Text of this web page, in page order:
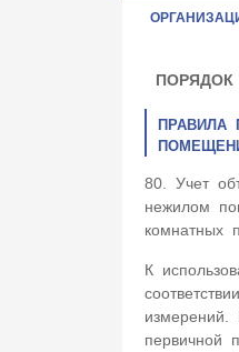
ПРАВИЛА
80. Учет
нежилом
комнатных
К
измерений.
первичной